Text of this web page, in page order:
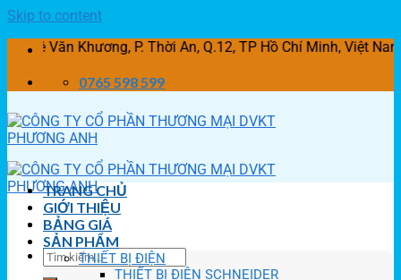
Skip to content
Văn Khương, P. Thời An, Q.12, TP Hồ Chí Minh, Việt Nam
0765 598 599
TRANG CHỦ
GIỚI THIỆU
BẢNG GIÁ
SẢN PHẨM
THIẾT BỊ ĐIỆN
THIẾT BỊ ĐIỆN SCHNEIDER